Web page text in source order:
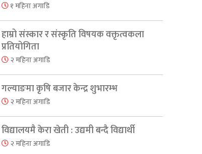
१ महिना अगाडि
हाम्रो संस्कार र संस्कृति विषयक वक्तृत्वकला
प्रतियोगिता
२ महिना अगाडि
गल्याङमा कृषि बजार केन्द्र शुभारम्भ
२ महिना अगाडि
विद्यालयमै केरा खेती : उद्यमी बन्दै विद्यार्थी
२ महिना अगाडि